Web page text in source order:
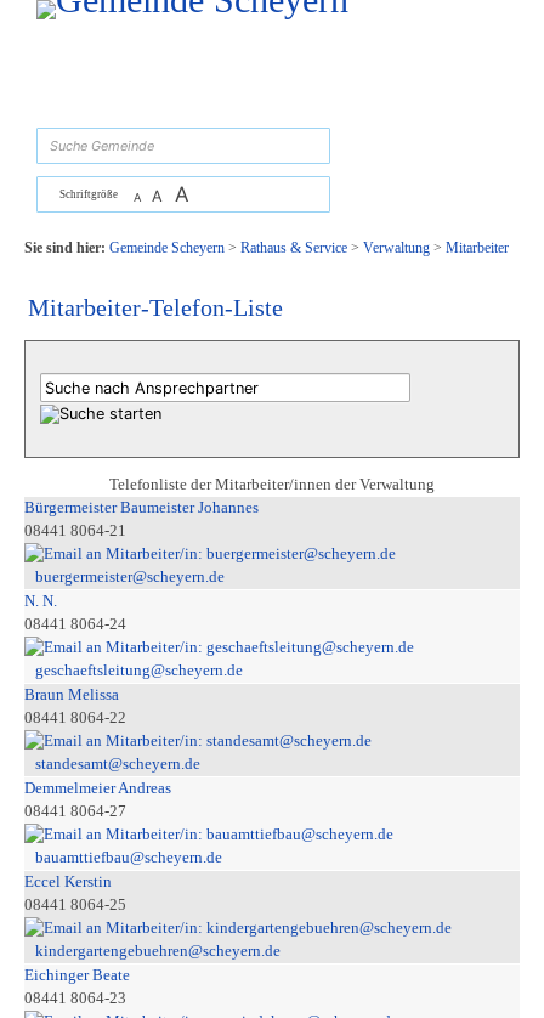
Zum Inhalt, zur Navigationoder zur Startseite springen.
Schriftgröße A A A
Sie sind hier: Gemeinde Scheyern> Rathaus & Service> Verwaltung> Mitarbeiter
Mitarbeiter-Telefon-Liste
Telefonliste der Mitarbeiter/innen der Verwaltung
Bürgermeister Baumeister Johannes
08441 8064-21
buergermeister@scheyern.de
N. N.
08441 8064-24
geschaeftsleitung@scheyern.de
Braun Melissa
08441 8064-22
standesamt@scheyern.de
Demmelmeier Andreas
08441 8064-27
bauamttiefbau@scheyern.de
Eccel Kerstin
08441 8064-25
kindergartengebuehren@scheyern.de
Eichinger Beate
08441 8064-23